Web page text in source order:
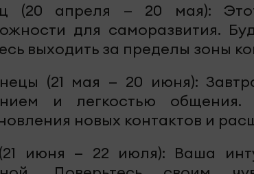
(20 апреля — 20 мая):
для саморазвития.
выходить за пределы зоны
(21 мая — 20 июня):
и легкостью общения.
новых контактов и
июня — 22 июля): Ваша